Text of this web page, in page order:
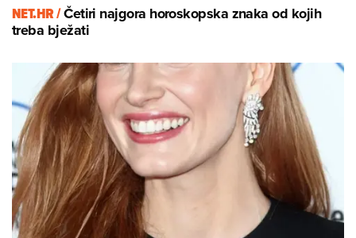
NET.HR /Četiri najgora horoskopska znaka od kojih
treba bježati